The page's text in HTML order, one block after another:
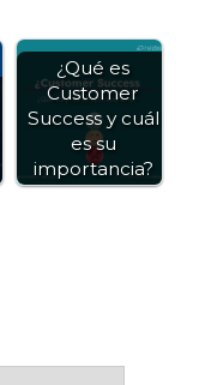
¿Qué es
Customer
Success y cuál
es su
importancia?